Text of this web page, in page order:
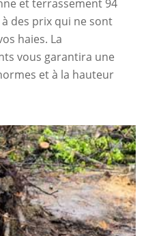
et terrassement 94
des prix qui ne sont
haies. La
vous garantira une
et à la hauteur